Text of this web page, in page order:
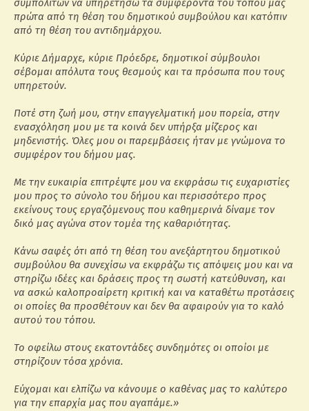
συμπολιτών να υπηρετήσω τα συμφέροντα του τόπου μας
πρώτα από τη θέση του δημοτικού συμβούλου και κατόπιν
από τη θέση του αντιδημάρχου.
Κύριε Δήμαρχε, κύριε Πρόεδρε, δημοτικοί σύμβουλοι
σέβομαι απόλυτα τους θεσμούς και τα πρόσωπα που τους
υπηρετούν.
Ποτέ στη ζωή μου, στην επαγγελματική μου πορεία, στην
ενασχόληση μου με τα κοινά δεν υπήρξα μίζερος και
μηδενιστής. Όλες μου οι παρεμβάσεις ήταν με γνώμονα το
συμφέρον του δήμου μας.
Με την ευκαιρία επιτρέψτε μου να εκφράσω τις ευχαριστίες
μου προς το σύνολο του δήμου και περισσότερο προς
εκείνους τους εργαζόμενους που καθημερινά δίναμε τον
δικό μας αγώνα στον τομέα της καθαριότητας.
Κάνω σαφές ότι από τη θέση του ανεξάρτητου δημοτικού
συμβούλου θα συνεχίσω να εκφράζω τις απόψεις μου και να
στηρίζω ιδέες και δράσεις προς τη σωστή κατεύθυνση, και
να ασκώ καλοπροαίρετη κριτική και να καταθέτω προτάσεις
οι οποίες θα προσθέτουν και δεν θα αφαιρούν για το καλό
αυτού του τόπου.
Το οφείλω στους εκατοντάδες συνδημότες οι οποίοι με
στηρίζουν τόσα χρόνια.
Εύχομαι και ελπίζω να κάνουμε ο καθένας μας το καλύτερο
για την επαρχία μας που αγαπάμε.»